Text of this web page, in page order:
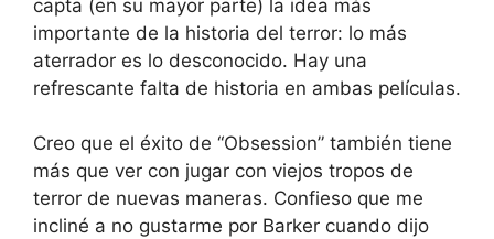
capta (en su mayor parte) la idea más
importante de la historia del terror: lo más
aterrador es lo desconocido. Hay una
refrescante falta de historia en ambas películas.
Creo que el éxito de “Obsession” también tiene
más que ver con jugar con viejos tropos de
terror de nuevas maneras. Confieso que me
incliné a no gustarme por Barker cuando dijo